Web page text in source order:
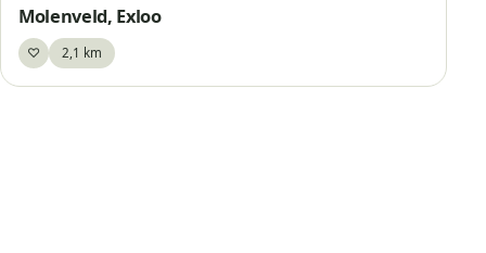
Molenveld, Exloo
♡Bewaar2,1 km